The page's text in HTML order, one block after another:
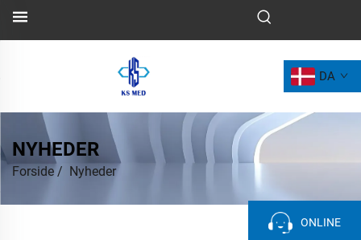
DA
NYHEDER
Forside/ Nyheder
ONLINE
ONLINE